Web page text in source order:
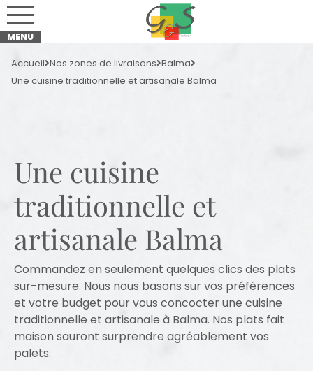
Accueil Nos zones de livraisons Balma
Une cuisine traditionnelle et artisanale Balma
Une cuisine
traditionnelle et
artisanale Balma
Commandez en seulement quelques clics des plats
sur-mesure. Nous nous basons sur vos préférences
et votre budget pour vous concocter une cuisine
traditionnelle et artisanale à Balma. Nos plats fait
maison sauront surprendre agréablement vos
palets.